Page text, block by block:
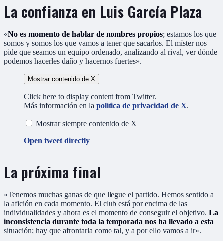
La confianza en Luis García Plaza
«No es momento de hablar de nombres propios; estamos los que
somos y somos los que vamos a tener que sacarlos. El míster nos
pide que seamos un equipo ordenado, analizando al rival, ver dónde
podemos hacerles daño y hacernos fuertes».
Mostrar contenido de X
Click here to display content from Twitter.
Más información en la política de privacidad de X.
Mostrar siempre contenido de X
Open tweet directly
La próxima final
«Tenemos muchas ganas de que llegue el partido. Hemos sentido a
la afición en cada momento. El club está por encima de las
individualidades y ahora es el momento de conseguir el objetivo. La
inconsistencia durante toda la temporada nos ha llevado a esta
situación; hay que afrontarla como tal, y a por ello vamos a ir».